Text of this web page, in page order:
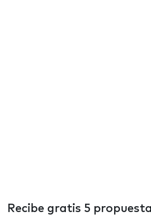
Recibe gratis 5